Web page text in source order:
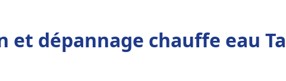
dépannage chauffe eau